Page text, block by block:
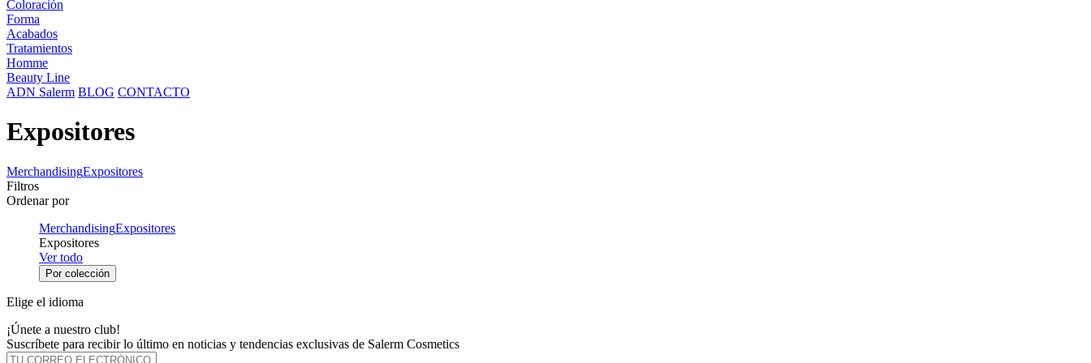
Coloración
Forma
Acabados
Tratamientos
Homme
Beauty Line
ADN Salerm BLOG CONTACTO
Expositores
MerchandisingExpositores
Filtros
Ordenar por
MerchandisingExpositores
Expositores
Ver todo
Por colección
Elige el idioma
¡Únete a nuestro club!
Suscríbete para recibir lo último en noticias y tendencias exclusivas de Salerm Cosmetics